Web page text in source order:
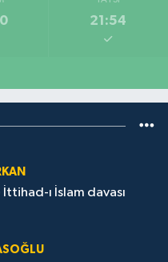
21:54
ı İslam davası